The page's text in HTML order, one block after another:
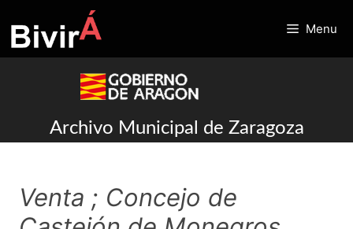
to
content
Menu
Archivo Municipal de Zaragoza
Venta ; Concejo de